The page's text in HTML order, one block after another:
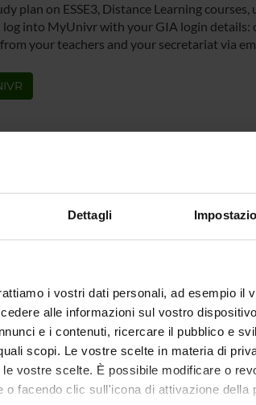
Dettagli
i vostri dati personali, ad esempio il
alle informazioni sul vostro
e i contenuti, ricercare il pubblico e
scopi. Le vostre scelte in materia di
vostre scelte. È possibile modificare o
o facendo clic sull'icona di attivazione della
plan on ESSE3, Distance Learning
log into MyUnivr with your GIA login
your teachers and your secretariat via